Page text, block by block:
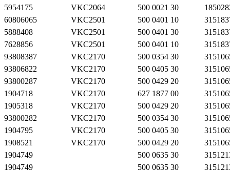
5954175
VKC2064 500 0021 30
60806065
VKC2501 500 0401 10
5888408
VKC2501 500 0401 30
7628856
VKC2501 500 0401 10
93808387
VKC2170 500 0354 30
93806822
VKC2170 500 0405 30
93800287
VKC2170 500 0429 20
1904718
VKC2170 627 1877 00
1905318
VKC2170 500 0429 20
93800282
VKC2170 500 0354 30
1904795
VKC2170 500 0405 30
1908521
VKC2170 500 0429 20
1904749
500 0635 30
1904749
500 0635 30